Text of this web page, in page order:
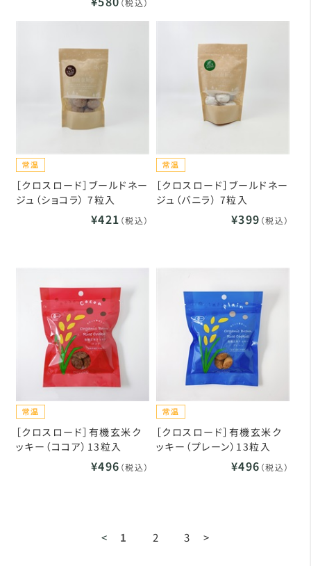
［クロスロード］ブールドネー
ジュ（ショコラ） 7粒入
¥421 （税込）
［クロスロード］ブールドネー
ジュ（バニラ） 7粒入
¥399 （税込）
［クロスロード］有機玄米ク
ッキー（ココア）13粒入
¥496 （税込）
［クロスロード］有機玄米ク
ッキー（プレーン）13粒入
¥496 （税込）
< 1 2 3 >